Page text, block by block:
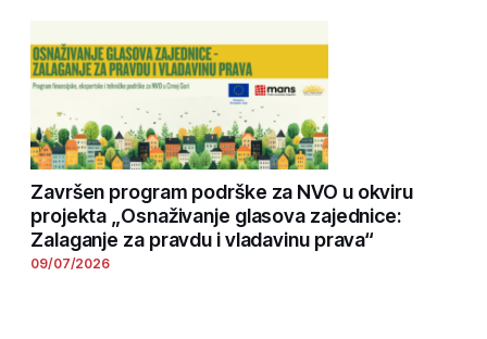
Završen program podrške za NVO u okviru
projekta „Osnaživanje glasova zajednice:
Zalaganje za pravdu i vladavinu prava“
09/07/2026